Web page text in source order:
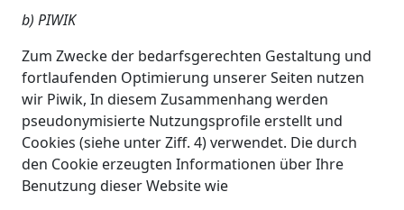
b) PIWIK
Zum Zwecke der bedarfsgerechten Gestaltung und
fortlaufenden Optimierung unserer Seiten nutzen
wir Piwik, In diesem Zusammenhang werden
pseudonymisierte Nutzungsprofile erstellt und
Cookies (siehe unter Ziff. 4) verwendet. Die durch
den Cookie erzeugten Informationen über Ihre
Benutzung dieser Website wie